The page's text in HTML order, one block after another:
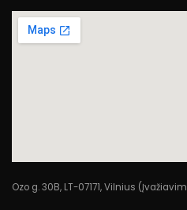
Ozo g. 30B, LT-07171, Vilnius